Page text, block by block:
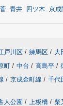
青井 四ツ木 京成
戸川区 / 練馬区 / 大
町 / 中台 / 高島平 /
/ 京成金町線 / 千代
人公園 / 上板橋 / 柴